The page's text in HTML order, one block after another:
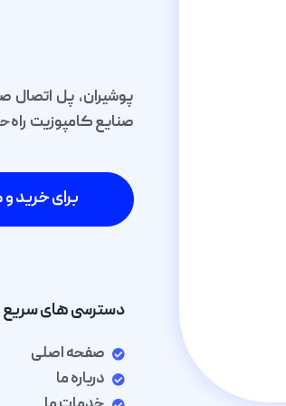
پوشیران، پل اتصال
صنایع کامپوزیت
برای خرید و
دسترسی های سریع
صفحه اصلی
درباره ما